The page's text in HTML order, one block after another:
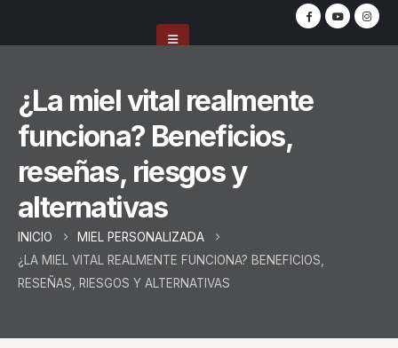
¿La miel vital realmente
funciona? Beneficios,
reseñas, riesgos y
alternativas
INICIO
MIEL PERSONALIZADA
¿LA MIEL VITAL REALMENTE FUNCIONA? BENEFICIOS,
RESEÑAS, RIESGOS Y ALTERNATIVAS